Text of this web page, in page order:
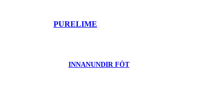
PURELIME
INNANUNDIR FÖT